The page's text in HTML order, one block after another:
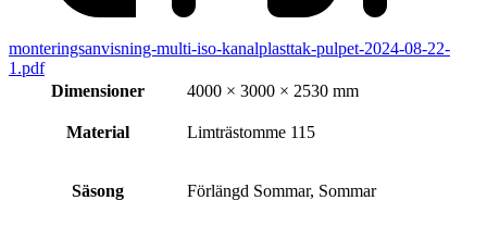
monteringsanvisning-multi-iso-kanalplasttak-pulpet-2024-08-22-
1.pdf
Dimensioner
4000 × 3000 × 2530 mm
Material Limträstomme 115
Säsong Förlängd Sommar, Sommar